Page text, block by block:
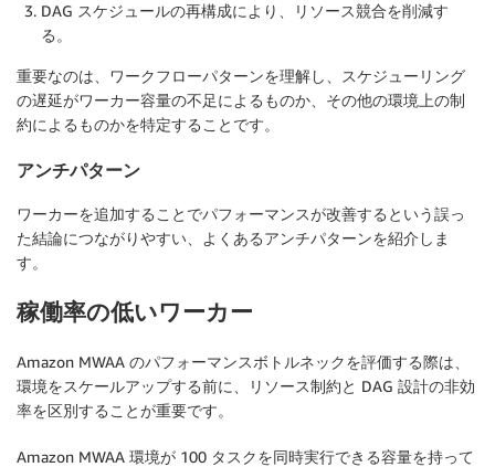
DAG スケジュールの再構成により、リソース競合を削減す
る。
重要なのは、ワークフローパターンを理解し、スケジューリング
の遅延がワーカー容量の不足によるものか、その他の環境上の制
約によるものかを特定することです。
アンチパターン
ワーカーを追加することでパフォーマンスが改善するという誤っ
た結論につながりやすい、よくあるアンチパターンを紹介しま
す。
稼働率の低いワーカー
Amazon MWAA のパフォーマンスボトルネックを評価する際は、
環境をスケールアップする前に、リソース制約と DAG 設計の非効
率を区別することが重要です。
Amazon MWAA 環境が 100 タスクを同時実行できる容量を持って